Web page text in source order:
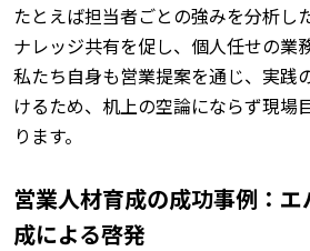
たとえば担当者ごとの強みを分析し
ナレッジ共有を促し、個人任せの業
私たち自身も営業提案を通じ、実践
けるため、机上の空論にならず現場
ります。
営業人材育成の成功事例：
成による啓発